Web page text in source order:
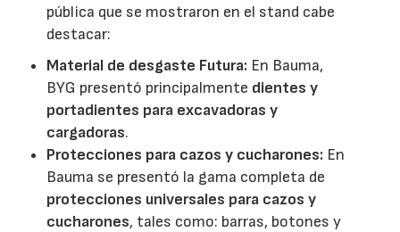
pública que se mostraron en el stand cabe
destacar:
Material de desgaste Futura: En Bauma,
BYG presentó principalmente dientes y
portadientes para excavadoras y
cargadoras.
Protecciones para cazos y cucharones: En
Bauma se presentó la gama completa de
protecciones universales para cazos y
cucharones, tales como: barras, botones y